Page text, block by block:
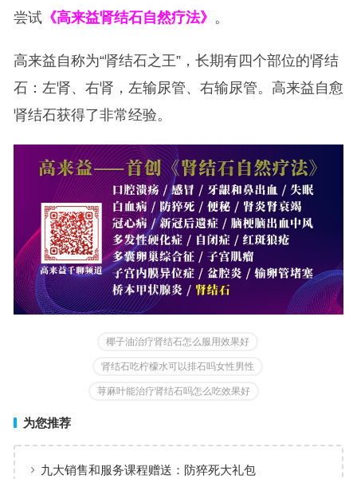
尝试《高来益肾结石自然疗法》 。
高来益自称为“肾结石之王”，长期有四个部位的肾结
石：左肾、右肾，左输尿管、右输尿管。高来益自愈
肾结石获得了非常经验。
椰子油治疗肾结石怎么服用效果好
肾结石吃柠檬水可以排石吗女性男性
荨麻叶能治疗肾结石吗怎么吃效果好
为您推荐
九大销售和服务课程赠送：防猝死大礼包